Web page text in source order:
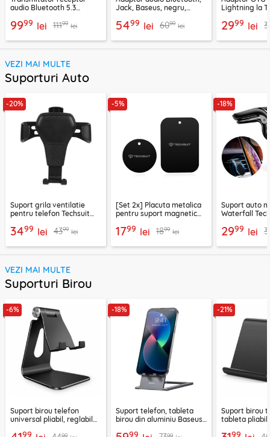
audio Bluetooth 5.3
9999 lei 11199 lei
Jack, Baseus, negru,
5499 lei 6099 lei
Lightning la
2999 lei
VEZI MAI MULTE
Suporturi Auto
-20%
Suport grila ventilatie
pentru telefon Techsuit
3499 lei 4399 lei
-5%
[Set 2x] Placuta metalica
pentru suport magnetic
negru
1799 lei 1899 lei
-18%
Suport auto
Waterfall
2999 lei
VEZI MAI MULTE
Suporturi Birou
-6%
Suport birou telefon
universal pliabil, reglabil
99 99
-18%
Suport telefon, tableta
birou din aluminiu Baseus,
99 99
-21%
Suport birou
tableta pliabil
99